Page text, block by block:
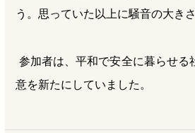
う。思っていた以上に騒音の大き
参加者は、平和で安全に暮らせる
意を新たにしていました。